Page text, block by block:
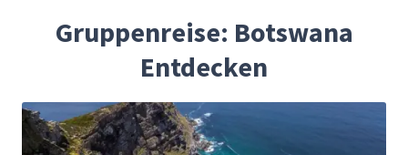
Gruppenreise: Botswana
Entdecken